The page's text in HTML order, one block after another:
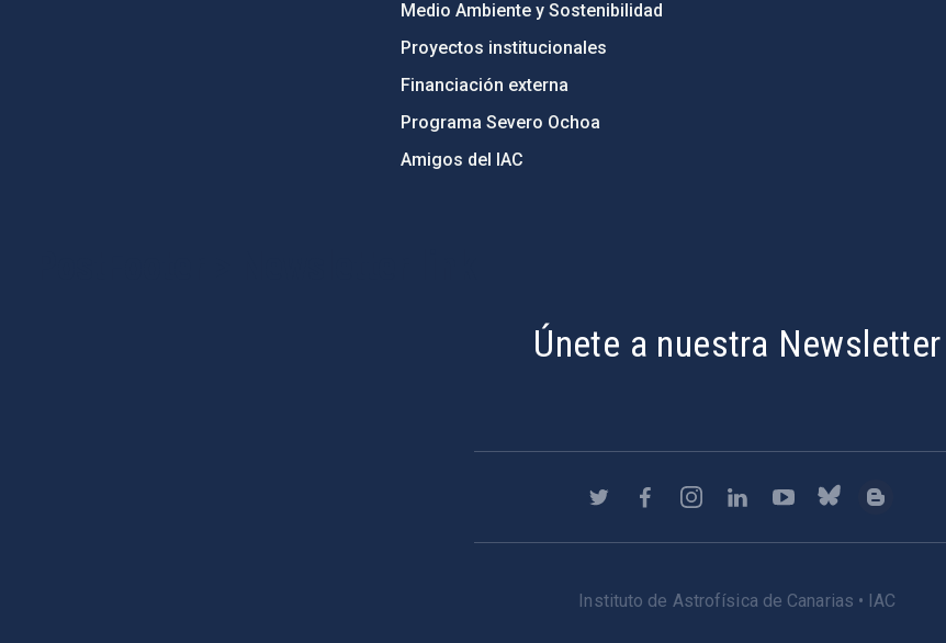
Medio Ambiente y Sostenibilidad
Proyectos institucionales
Financiación externa
Programa Severo Ochoa
Amigos del IAC
Únete a nuestra Newsletter
Instituto de Astrofísica de Canarias • IAC